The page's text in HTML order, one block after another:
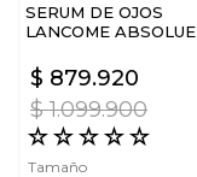
SERUM DE OJOS
LANCOME ABSOLUE
$ 1.099.900
$ 879.920
☆☆☆☆☆
Tamaño